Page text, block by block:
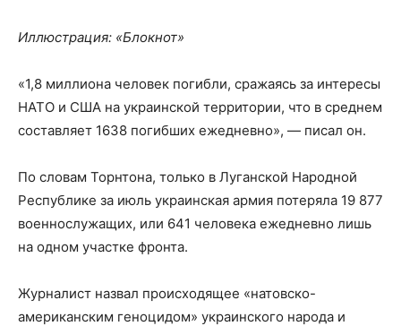
Иллюстрация: «Блокнот»
«1,8 миллиона человек погибли, сражаясь за интересы
НАТО и США на украинской территории, что в среднем
составляет 1638 погибших ежедневно», — писал он.
По словам Торнтона, только в Луганской Народной
Республике за июль украинская армия потеряла 19 877
военнослужащих, или 641 человека ежедневно лишь
на одном участке фронта.
Журналист назвал происходящее «натовско-
американским геноцидом» украинского народа и